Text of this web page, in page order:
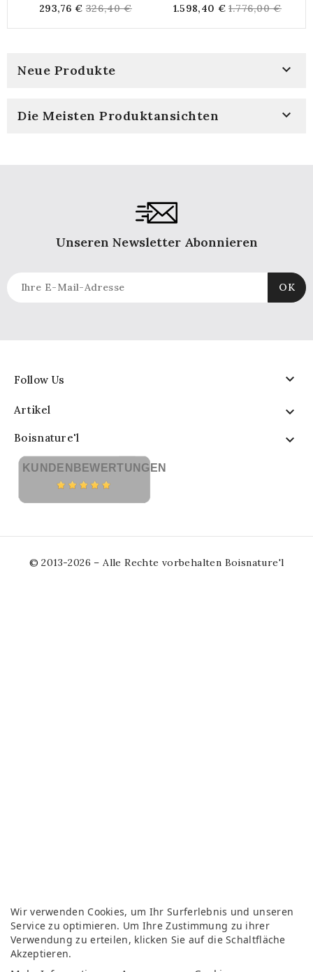
Lagerschrank 5
Geflochtene Corn-
Wohnzimmer
293,76 € Regular
price
326,40 €
Blaugrau Und Weiß
1.598,40 € Regular
price
1.776,00 €
Neue Produkte 
Die Meisten Produktansichten 
Unseren Newsletter Abonnieren
Follow Us 
Artikel 
Boisnature'l 
Wir verwenden Cookies, um Ihr Surferlebnis und unseren
Service zu optimieren. Um Ihre Zustimmung zu ihrer
Verwendung zu erteilen, klicken Sie auf die Schaltfläche
Akzeptieren.
KUNDENBEWERTUNGEN
© 2013-2026 – Alle Rechte vorbehalten Boisnature'l